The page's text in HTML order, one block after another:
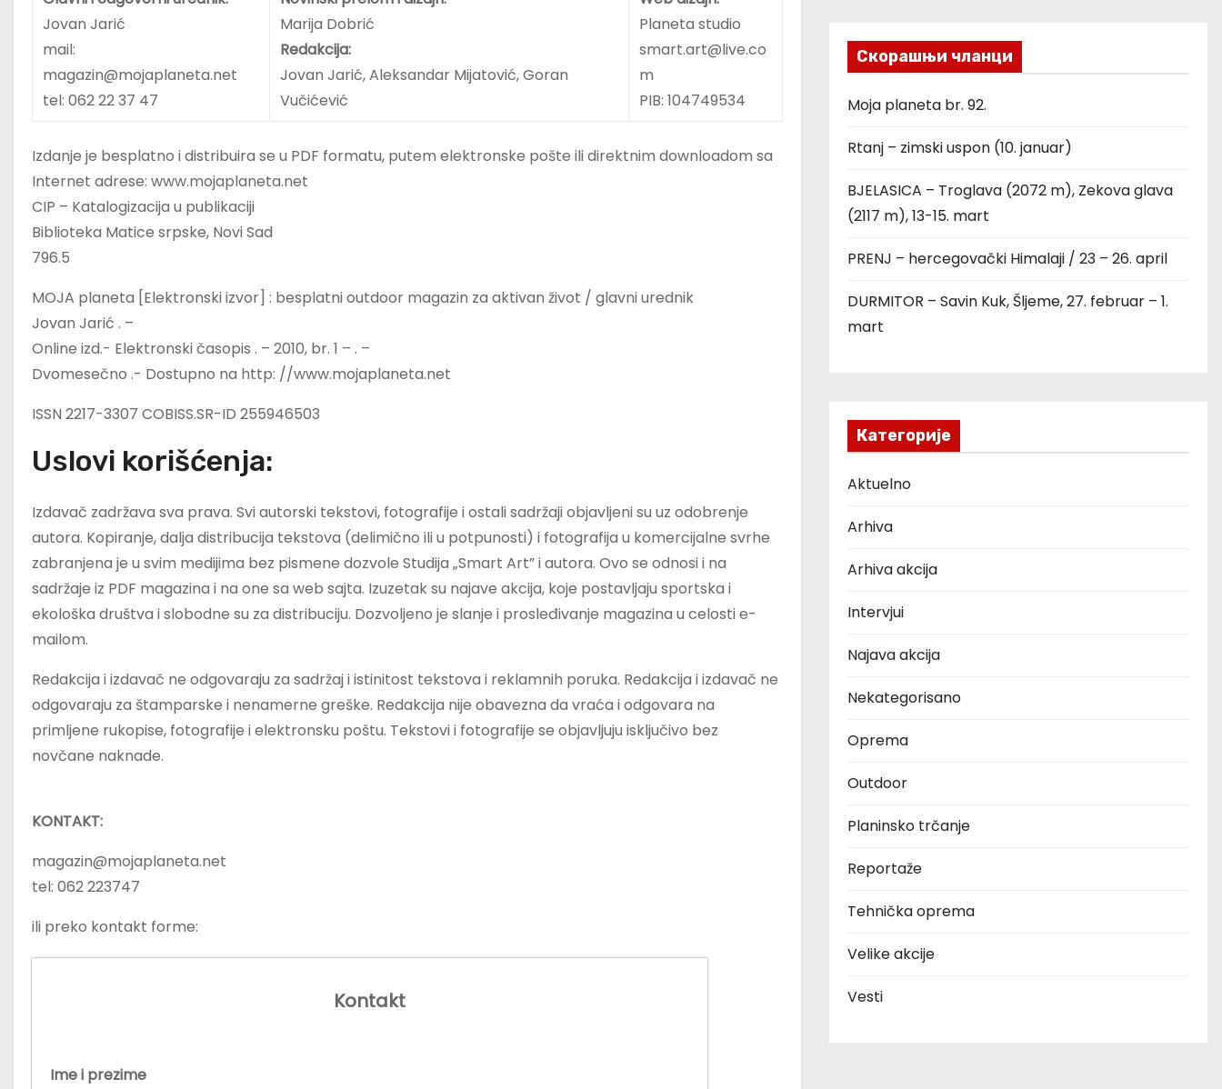
Jovan Jarić
mail:
magazin@mojaplaneta.net
tel: 062 22 37 47
Marija Dobrić
Redakcija:
Jovan Jarić, Aleksandar Mijatović, Goran
Vučićević
Planeta studio
smart.art@live.co
m
PIB: 104749534
Izdanje je besplatno i distribuira se u PDF formatu, putem elektronske pošte ili direktnim downloadom sa
Internet adrese: www.mojaplaneta.net
CIP – Katalogizacija u publikaciji
Biblioteka Matice srpske, Novi Sad
796.5
MOJA planeta [Elektronski izvor] : besplatni outdoor magazin za aktivan život / glavni urednik
Jovan Jarić . –
Online izd.- Elektronski časopis . – 2010, br. 1 – . –
Dvomesečno .- Dostupno na http: //www.mojaplaneta.net
ISSN 2217-3307 COBISS.SR-ID 255946503
Uslovi korišćenja:
Izdavač zadržava sva prava. Svi autorski tekstovi, fotografije i ostali sadržaji objavljeni su uz odobrenje
autora. Kopiranje, dalja distribucija tekstova (delimično ili u potpunosti) i fotografija u komercijalne svrhe
zabranjena je u svim medijima bez pismene dozvole Studija „Smart Art” i autora. Ovo se odnosi i na
sadržaje iz PDF magazina i na one sa web sajta. Izuzetak su najave akcija, koje postavljaju sportska i
ekološka društva i slobodne su za distribuciju. Dozvoljeno je slanje i prosleđivanje magazina u celosti e-
mailom.
Redakcija i izdavač ne odgovaraju za sadržaj i istinitost tekstova i reklamnih poruka. Redakcija i izdavač ne
odgovaraju za štamparske i nenamerne greške. Redakcija nije obavezna da vraća i odgovara na
primljene rukopise, fotografije i elektronsku poštu. Tekstovi i fotografije se objavljuju isključivo bez
novčane naknade.
KONTAKT:
magazin@mojaplaneta.net
tel: 062 223747
ili preko kontakt forme:
Kontakt
Ime i prezime
Скорашњи чланци
Moja planeta br. 92.
Rtanj – zimski uspon (10. januar)
BJELASICA – Troglava (2072 m), Zekova glava
(2117 m), 13-15. mart
PRENJ – hercegovački Himalaji / 23 – 26. april
DURMITOR – Savin Kuk, Šljeme, 27. februar – 1.
mart
Категорије
Aktuelno
Arhiva
Arhiva akcija
Intervjui
Najava akcija
Nekategorisano
Oprema
Outdoor
Planinsko trčanje
Reportaže
Tehnička oprema
Velike akcije
Vesti